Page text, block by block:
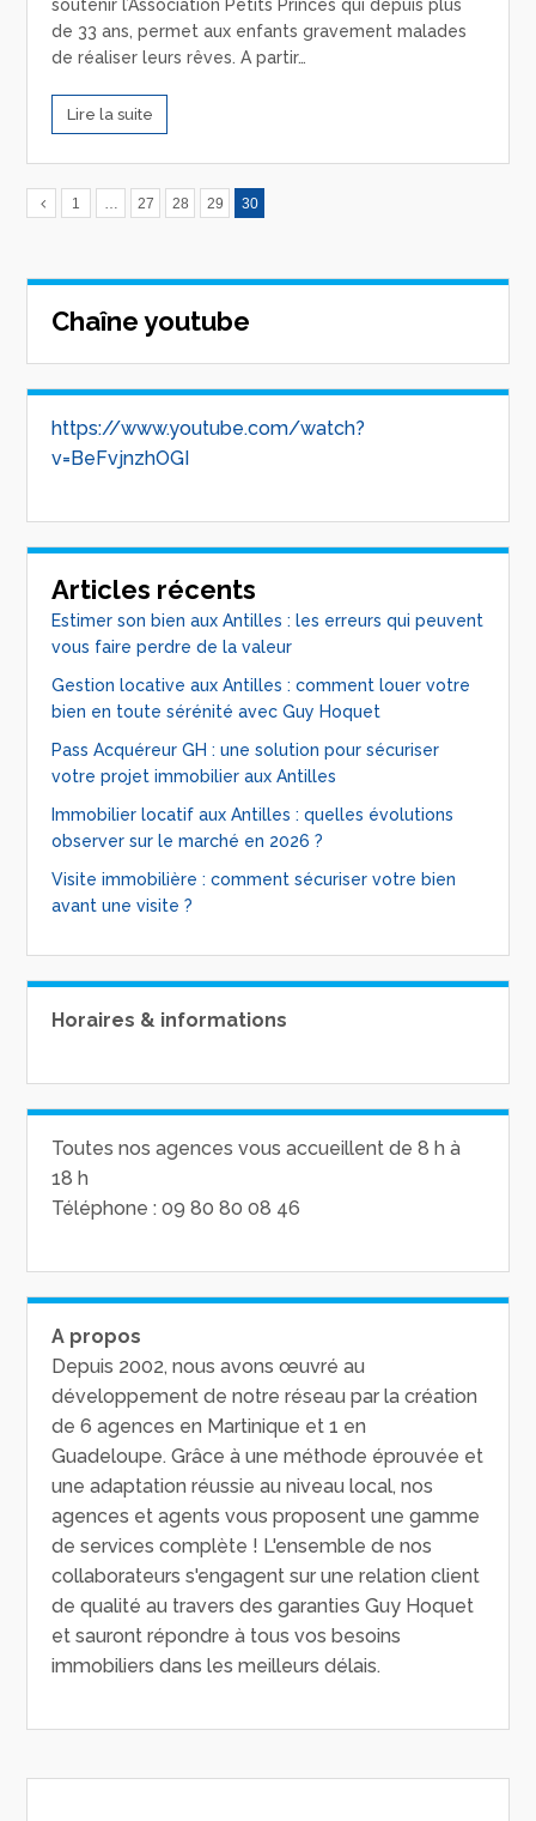
soutenir l’Association Petits Princes qui depuis plus
de 33 ans, permet aux enfants gravement malades
de réaliser leurs rêves. A partir…
Lire la suite
1 … 27 28 29 30
Chaîne youtube
https://www.youtube.com/watch?
v=BeFvjnzhOGI
Articles récents
Estimer son bien aux Antilles : les erreurs qui peuvent
vous faire perdre de la valeur
Gestion locative aux Antilles : comment louer votre
bien en toute sérénité avec Guy Hoquet
Pass Acquéreur GH : une solution pour sécuriser
votre projet immobilier aux Antilles
Immobilier locatif aux Antilles : quelles évolutions
observer sur le marché en 2026 ?
Visite immobilière : comment sécuriser votre bien
avant une visite ?
Horaires & informations
Toutes nos agences vous accueillent de 8 h à
18 h
Téléphone : 09 80 80 08 46
A propos
Depuis 2002, nous avons œuvré au
développement de notre réseau par la création
de 6 agences en Martinique et 1 en
Guadeloupe. Grâce à une méthode éprouvée et
une adaptation réussie au niveau local, nos
agences et agents vous proposent une gamme
de services complète ! L'ensemble de nos
collaborateurs s'engagent sur une relation client
de qualité au travers des garanties Guy Hoquet
et sauront répondre à tous vos besoins
immobiliers dans les meilleurs délais.